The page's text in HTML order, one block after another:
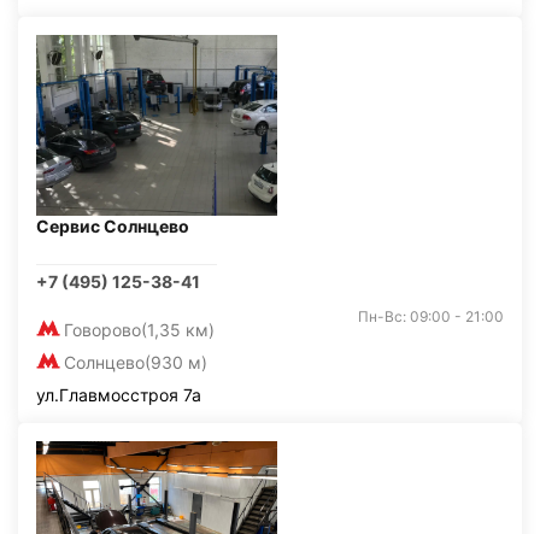
Сервис Солнцево
+7 (495) 125-38-41
Говорово(1,35 км)
Солнцево(930 м)
Пн-Вс: 09:00 - 21:00
ул.Главмосстроя 7а